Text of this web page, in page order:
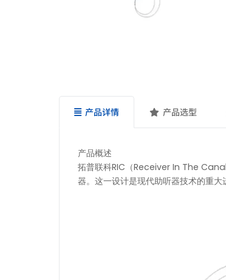
产品详情 产品选型
产品概述
拓普联科RIC（Receiver In The Canal
器。这一设计是现代助听器技术的重